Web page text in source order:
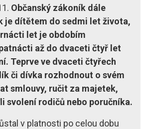
Občanský zákoník dále
je dítětem do sedmi let života,
let je obdobím
až do dvaceti čtyř let
Teprve ve dvaceti čtyřech
či dívka rozhodnout o svém
smlouvy, ručit za majetek,
svolení rodičů nebo poručníka.
v platnosti po celou dobu